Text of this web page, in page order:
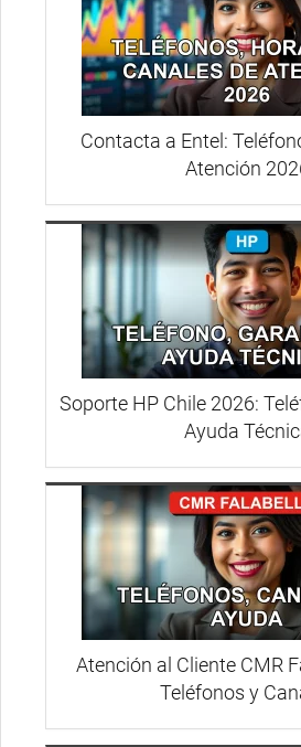
Contacta a Entel:
Atención
Soporte HP Chile 2026:
Ayuda
Atención al Cliente CMR
Teléfonos y